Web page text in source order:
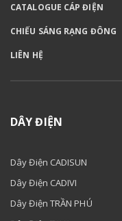
CATALOGUE CÁP ĐIỆN
CHIẾU SÁNG RẠNG ĐÔNG
LIÊN HỆ
DÂY ĐIỆN
Dây Điện CADISUN
Dây Điện CADIVI
Dây Điện TRẦN PHÚ